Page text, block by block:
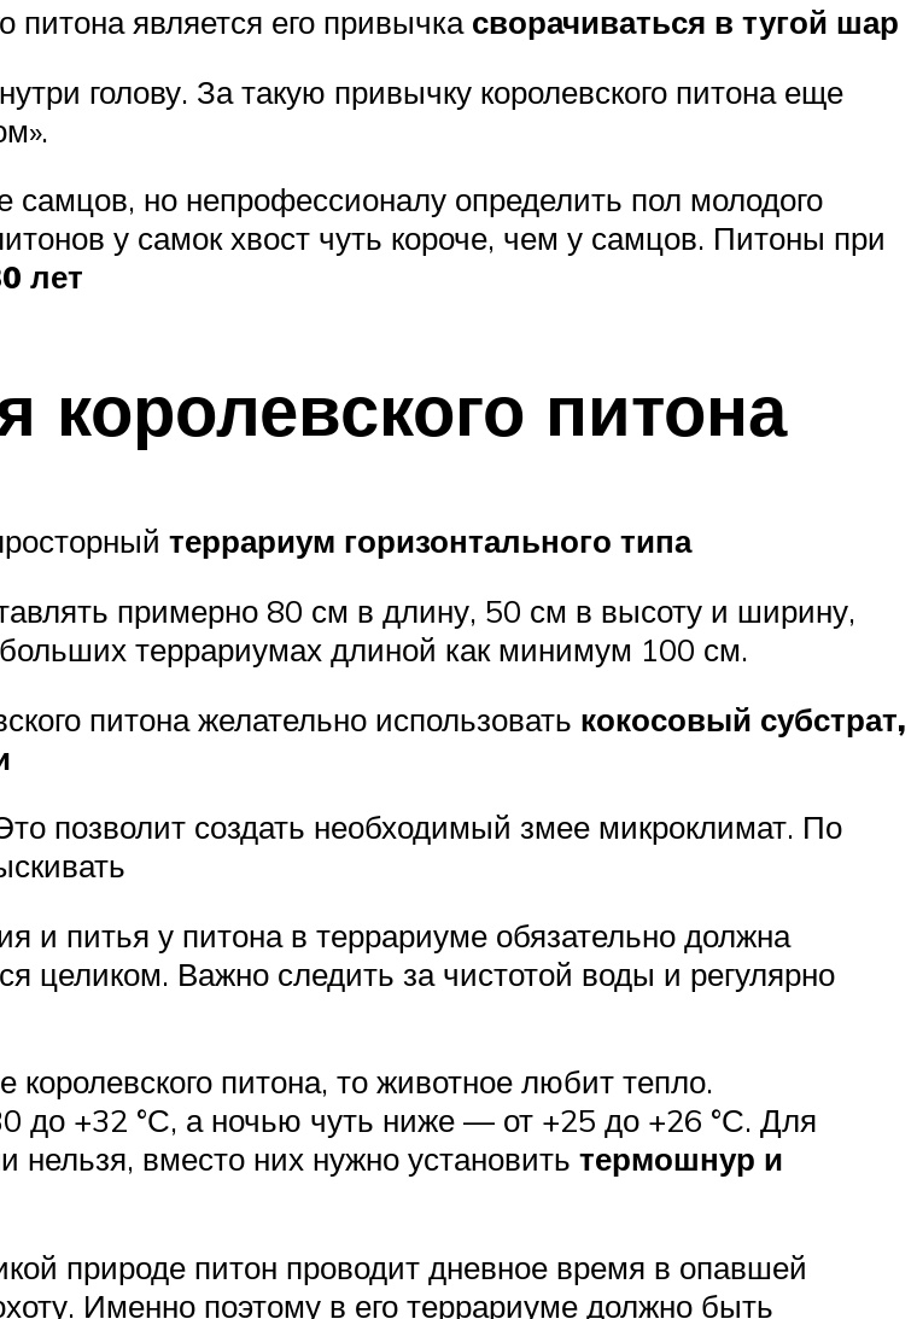
питона является его привычка сворачиваться в тугой шар
голову. За такую привычку королевского питона еще
самцов, но непрофессионалу определить пол молодого
у самок хвост чуть короче, чем у самцов. Питоны при
лет
королевского питона
террариум горизонтального типа
примерно 80 см в длину, 50 см в высоту и ширину,
больших террариумах длиной как минимум 100 см.
питона желательно использовать кокосовый субстрат,
позволит создать необходимый змее микроклимат. По
и питья у питона в террариуме обязательно должна
целиком. Важно следить за чистотой воды и регулярно
питона, то животное любит тепло.
до +32 °С, а ночью чуть ниже — от +25 до +26 °С. Для
нельзя, вместо них нужно установить термошнур и
природе питон проводит дневное время в опавшей
Именно поэтому в его террариуме должно быть